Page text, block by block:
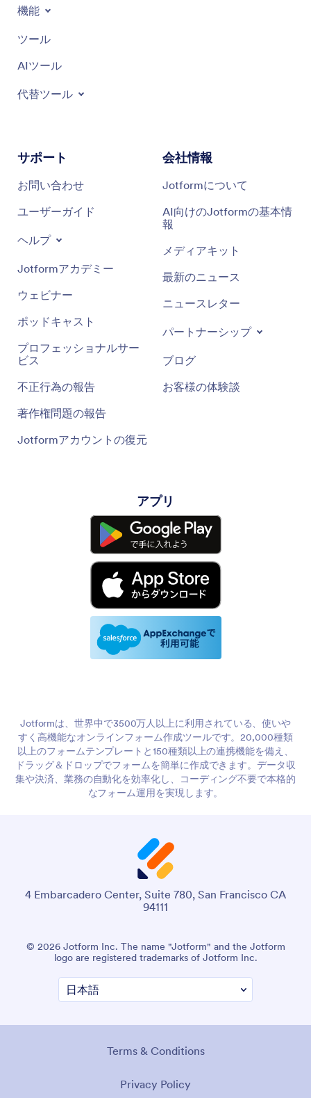
機能
ツール
AIツール
代替ツール
サポート
お問い合わせ
ユーザーガイド
ヘルプ
Jotformアカデミー
ウェビナー
ポッドキャスト
プロフェッショナルサー
ビス
不正行為の報告
著作権問題の報告
Jotformアカウントの復元
会社情報
Jotformについて
AI向けのJotformの基本情
報
メディアキット
最新のニュース
ニュースレター
パートナーシップ
ブログ
お客様の体験談
アプリ
Jotformは、世界中で3500万人以上に利用されている、使いや
すく高機能なオンラインフォーム作成ツールです。20,000種類
以上のフォームテンプレートと150種類以上の連携機能を備え、
ドラッグ＆ドロップでフォームを簡単に作成できます。データ収
集や決済、業務の自動化を効率化し、コーディング不要で本格的
なフォーム運用を実現します。
4 Embarcadero Center, Suite 780, San Francisco CA
94111
© 2026 Jotform Inc. The name "Jotform" and the Jotform
logo are registered trademarks of Jotform Inc.
Terms & Conditions
Privacy Policy